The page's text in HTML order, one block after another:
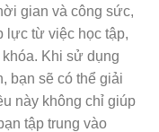
gian và công sức,
lực từ việc học tập,
Khi sử dụng
bạn sẽ có thể giải
này không chỉ giúp
tập trung vào